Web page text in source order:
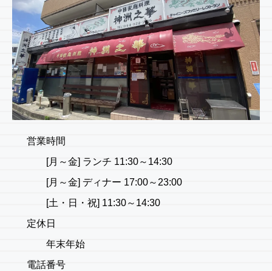
営業時間
[月～金] ランチ 11:30～14:30
[月～金] ディナー 17:00～23:00
[土・日・祝] 11:30～14:30
定休日
年末年始
電話番号